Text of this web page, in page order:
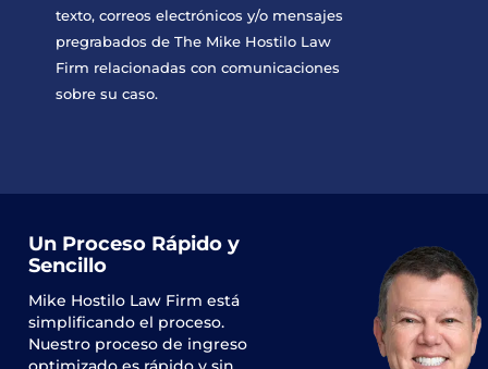
texto, correos electrónicos y/o mensajes
pregrabados de The Mike Hostilo Law
Firm relacionadas con comunicaciones
sobre su caso.
Un Proceso Rápido y
Sencillo
Mike Hostilo Law Firm está
simplificando el proceso.
Nuestro proceso de ingreso